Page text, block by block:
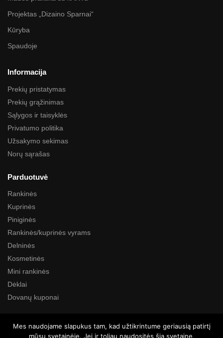
Projektas „Dizaino Sparnai“
Kūryba
Spaudoje
Informacija
Prekių pristatymas
Prekių grąžinimas
Sąlygos ir taisyklės
Privatumo politika
Užsakymo sekimas
Norų sąrašas
Parduotuvė
Rankinės
Kuprinės
Piniginės
Rankinės/kuprinės vyrams
Delninės
Kosmetinės
Mini rankinės
Dėklai
Dovanų kuponai
Mes naudojame slapukus tam, kad užtikrintume geriausią patirtį
mūsų svetainėje. Jei ir toliau naudositės šia svetaine,